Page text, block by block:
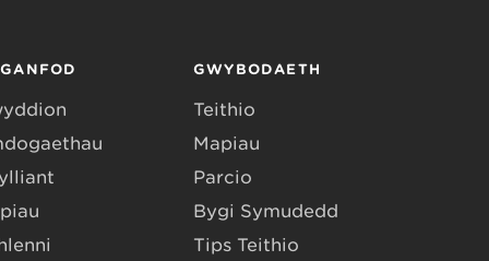
GWYBODAETH
Teithio
Mapiau
Parcio
Bygi Symudedd
Tips Teithio